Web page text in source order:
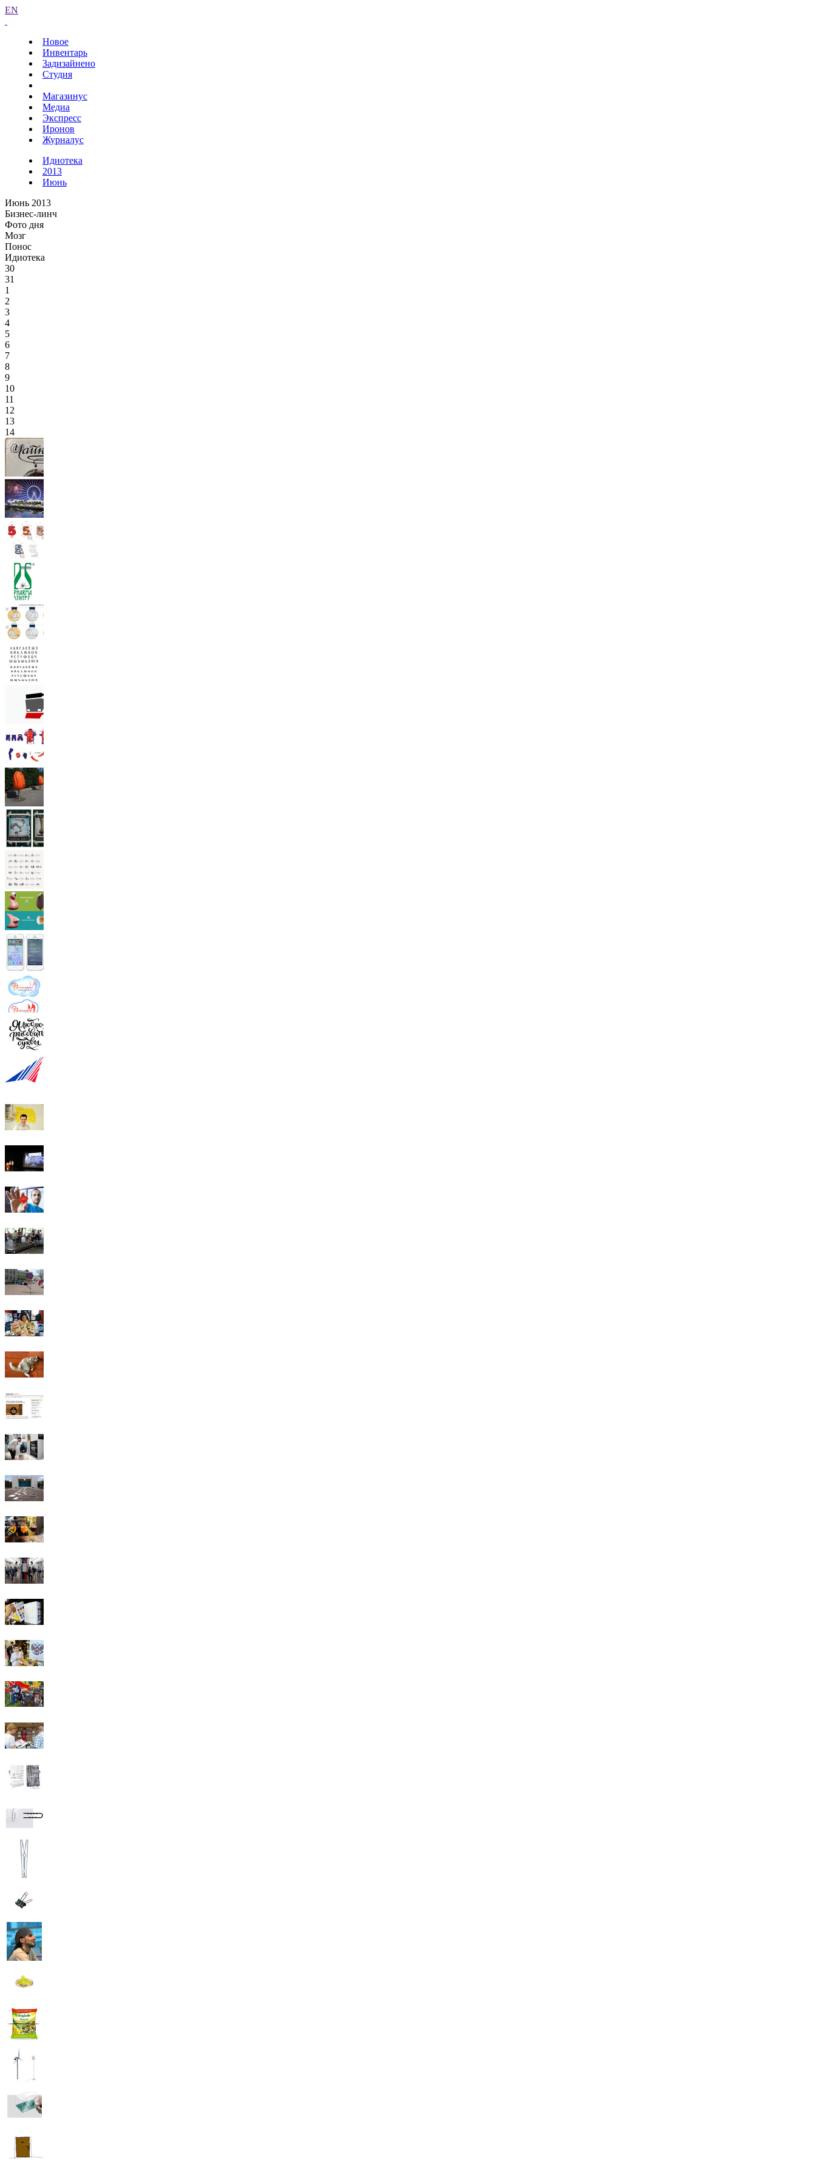
EN
Новое
Инвентарь
Задизайнено
Студия
Магазинус
Медиа
Экспресс
Иронов
Журналус
Идиотека
2013
Июнь
Июнь 2013
Бизнес-линч
Фото дня
Мозг
Понос
Идиотека
30
31
1
2
3
4
5
6
7
8
9
10
11
12
13
14